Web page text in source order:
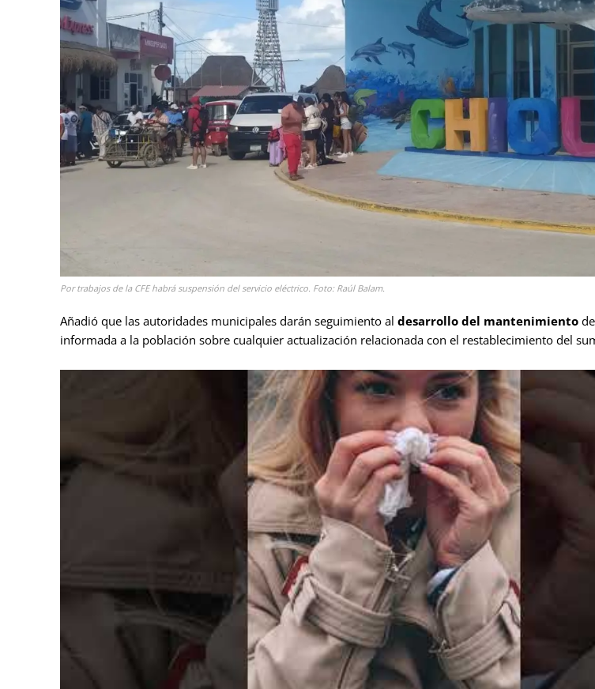
Por trabajos de la CFE habrá suspensión del servicio eléctrico. Foto: Raúl Balam.
Añadió que las autoridades municipales darán seguimiento al desarrollo del mantenimiento
informada a la población sobre cualquier actualización relacionada con el restablecimiento del